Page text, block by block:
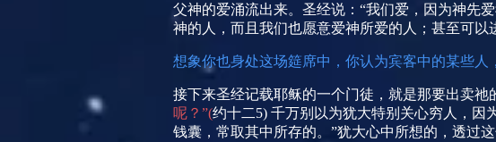
父神的爱涌流出来。圣经说：“我们爱，因为神先
神的人，而且我们也愿意爱神所爱的人；甚至可以
想象你也身处这场筵席中，你认为宾客中的某些
接下来圣经记载耶稣的一个门徒，就是那要出卖祂
呢？”(约十二5) 千万别以为犹大特别关心穷人，因
钱囊，常取其中所存的。”犹大心中所想的，透过